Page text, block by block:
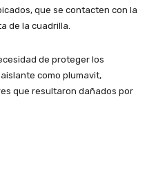
que se contacten con la
de la cuadrilla.
de proteger los
como plumavit,
que resultaron dañados por